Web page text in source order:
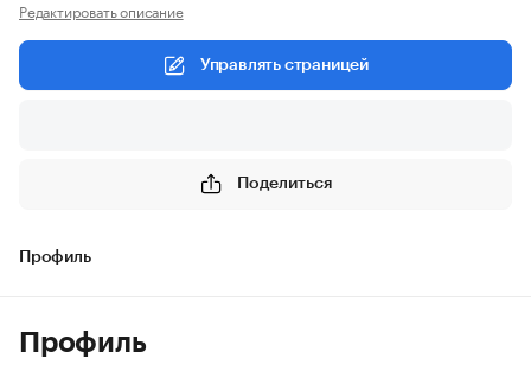
Редактировать описание
Управлять страницей
Поделиться
Профиль
Профиль